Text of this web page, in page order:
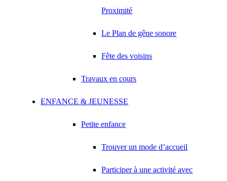
Proximité
Le Plan de gêne sonore
Fête des voisins
Travaux en cours
ENFANCE & JEUNESSE
Petite enfance
Trouver un mode d’accueil
Participer à une activité avec